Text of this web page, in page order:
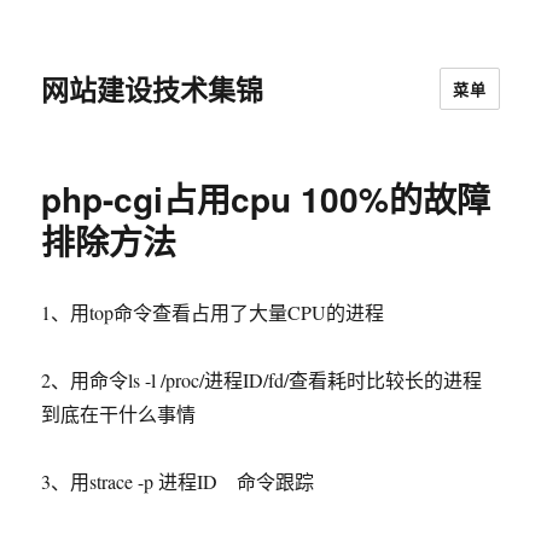
网站建设技术集锦 菜单
php-cgi占用cpu 100%的故障
排除方法
1、用top命令查看占用了大量CPU的进程
2、用命令ls -l /proc/进程ID/fd/查看耗时比较长的进程
到底在干什么事情
3、用strace -p 进程ID 命令跟踪